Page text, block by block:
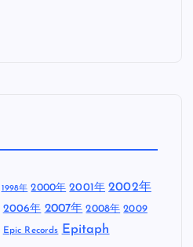
1998年 2000年 2001年 2002年
2006年 2007年 2008年 2009
Epic Records Epitaph